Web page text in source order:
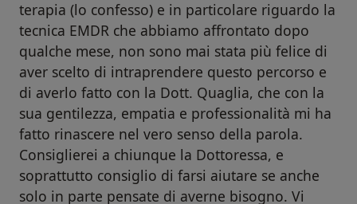
terapia (lo confesso) e in particolare riguardo la
tecnica EMDR che abbiamo affrontato dopo
qualche mese, non sono mai stata più felice di
aver scelto di intraprendere questo percorso e
di averlo fatto con la Dott. Quaglia, che con la
sua gentilezza, empatia e professionalità mi ha
fatto rinascere nel vero senso della parola.
Consiglierei a chiunque la Dottoressa, e
soprattutto consiglio di farsi aiutare se anche
solo in parte pensate di averne bisogno. Vi